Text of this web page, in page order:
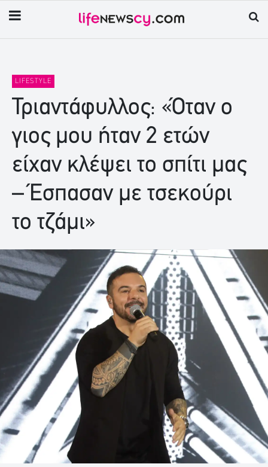
LIFESTYLE
Τριαντάφυλλος: «Όταν ο
γιος μου ήταν 2 ετών
είχαν κλέψει το σπίτι μας
– Έσπασαν με τσεκούρι
το τζάμι»